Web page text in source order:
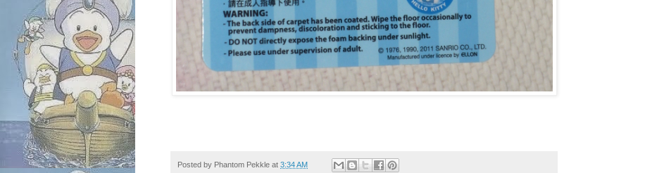
Posted by Phantom Pekkle at 3:34 AM